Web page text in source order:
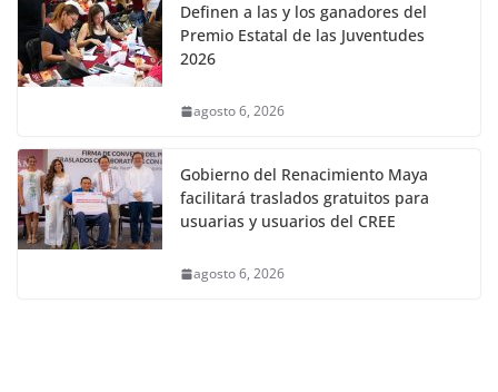
Definen a las y los ganadores del
Premio Estatal de las Juventudes
2026
agosto 6, 2026
Gobierno del Renacimiento Maya
facilitará traslados gratuitos para
usuarias y usuarios del CREE
agosto 6, 2026